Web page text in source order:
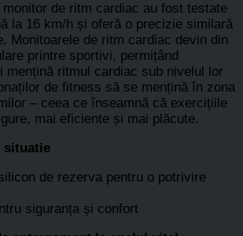
de ritm cardiac au fost testate
la 16 km/h și oferă o precizie similară
Monitoarele de ritm cardiac devin din
printre sportivi, permițând
mențină ritmul cardiac sub nivelul lor
de fitness să se mențină în zona
– ceea ce înseamnă că exercițiile
mai eficiente și mai plăcute.
situatie
de rezerva pentru o potrivire
siguranța și confort